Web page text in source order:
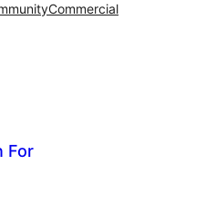
Commercial
For